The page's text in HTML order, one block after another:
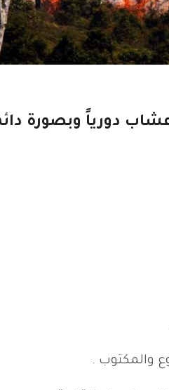
دورياً وبصورة
والمكتوب .